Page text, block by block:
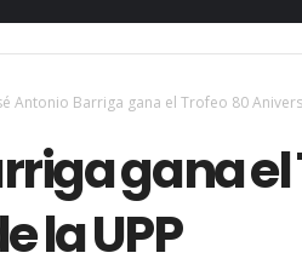
Antonio Barriga gana el Trofeo 80
gana el
la UPP